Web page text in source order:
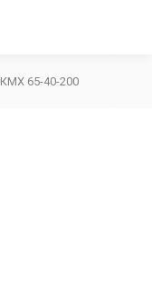
КМХ 65-40-200